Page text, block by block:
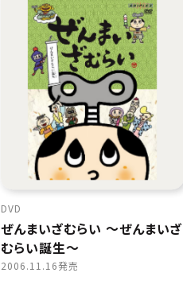
DVD
ぜんまいざむらい 〜ぜんまいざ
むらい誕生〜
2006.11.16発売